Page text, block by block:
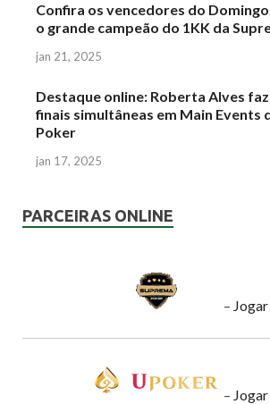
Confira os vencedores do
o grande campeão do 1KK da
jan 21, 2025
Destaque online: Roberta Alves
finais simultâneas em Main Events
Poker
jan 17, 2025
PARCEIRAS ONLINE
–
–